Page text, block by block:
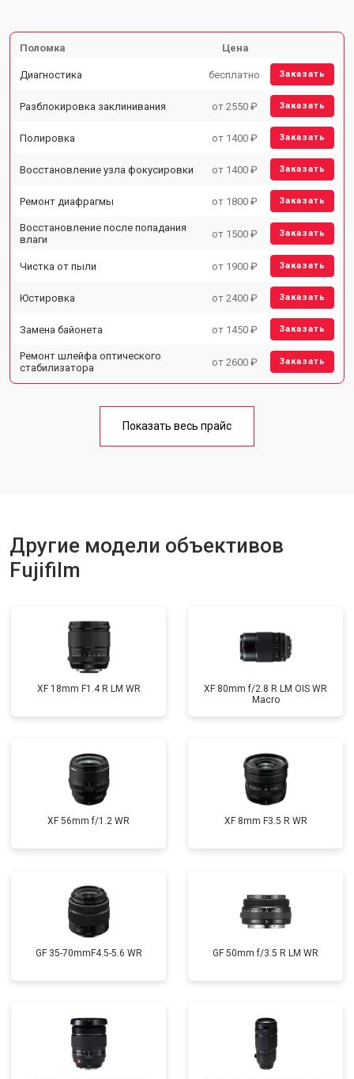
Поломка Цена
Диагностика бесплатно Заказать
Разблокировка заклинивания от 2550 ₽ Заказать
Полировка от 1400 ₽ Заказать
Восстановление узла фокусировки от 1400 ₽ Заказать
Ремонт диафрагмы от 1800 ₽ Заказать
Восстановление после попадания
влаги
от 1500 ₽ Заказать
Чистка от пыли от 1900 ₽ Заказать
Юстировка от 2400 ₽ Заказать
Замена байонета от 1450 ₽ Заказать
Ремонт шлейфа оптического
стабилизатора
от 2600 ₽ Заказать
Показать весь прайс
Другие модели объективов
Fujifilm
XF 18mm F1.4 R LM WR
XF 80mm f/2.8 R LM OIS WR
Macro
XF 56mm f/1.2 WR XF 8mm F3.5 R WR
GF 35-70mmF4.5-5.6 WR GF 50mm f/3.5 R LM WR